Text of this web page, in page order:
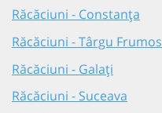
Răcăciuni - Constanța
Răcăciuni - Târgu Frumos
Răcăciuni - Galați
Răcăciuni - Suceava